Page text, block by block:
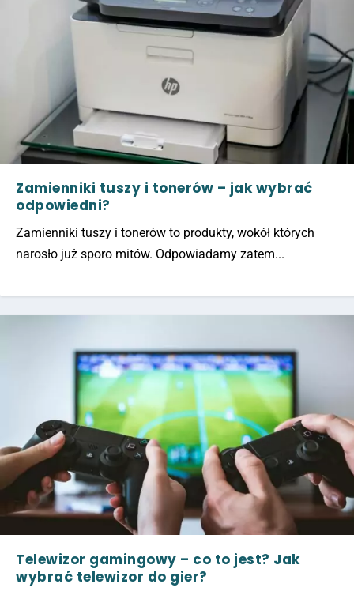
Zamienniki tuszy i tonerów – jak wybrać
odpowiedni?
Zamienniki tuszy i tonerów to produkty, wokół których
narosło już sporo mitów. Odpowiadamy zatem...
Telewizor gamingowy – co to jest? Jak
wybrać telewizor do gier?